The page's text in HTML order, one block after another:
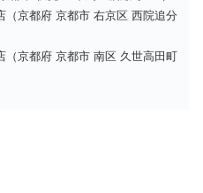
（京都府 京都市 右京区 西院追分
（京都府 京都市 南区 久世高田町